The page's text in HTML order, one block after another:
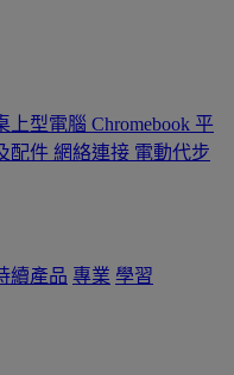
上型電腦 Chromebook 平
配件 網絡連接 電動代步
續產品 專業 學習